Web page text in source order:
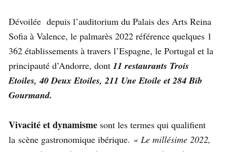
Dévoilée depuis l’auditorium du Palais des Arts Reina
Sofia à Valence, le palmarès 2022 référence quelques 1
362 établissements à travers l’Espagne, le Portugal et la
principauté d’Andorre, dont 11 restaurants Trois
Etoiles, 40 Deux Etoiles, 211 Une Etoile et 284 Bib
Gourmand.
Vivacité et dynamisme sont les termes qui qualifient
la scène gastronomique ibérique. « Le millésime 2022,